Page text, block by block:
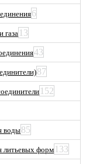
6
газа13
43
87
152
воды85
литьевых форм 133